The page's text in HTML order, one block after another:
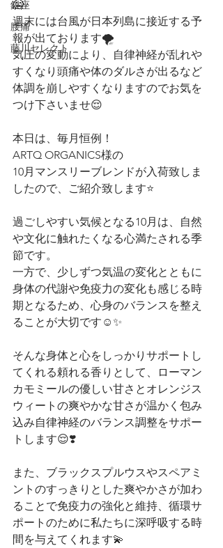
銀座
腰痛
藤川セレクト
🥶
週末には台風が日本列島に接近する予
報が出ております🌪
気圧の変動により、自律神経が乱れや
すくなり頭痛や体のダルさが出るなど
体調を崩しやすくなりますのでお気を
つけ下さいませ😌
本日は、毎月恒例！
ARTQ ORGANICS様の
10月マンスリーブレンドが入荷致しま
したので、ご紹介致します⭐️
過ごしやすい気候となる10月は、自然
や文化に触れたくなる心満たされる季
節です。
一方で、少しずつ気温の変化とともに
身体の代謝や免疫力の変化も感じる時
期となるため、心身のバランスを整え
ることが大切です☺️✨
そんな身体と心をしっかりサポートし
てくれる頼れる香りとして、ローマン
カモミールの優しい甘さとオレンジス
ウィートの爽やかな甘さが温かく包み
込み自律神経のバランス調整をサポー
トします😌❣️
また、ブラックスプルウスやスペアミ
ントのすっきりとした爽やかさが加わ
ることで免疫力の強化と維持、循環サ
ポートのために私たちに深呼吸する時
間を与えてくれます💫